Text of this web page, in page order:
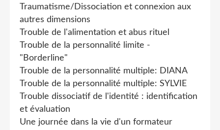
Traumatisme/Dissociation et connexion aux
autres dimensions
Trouble de l'alimentation et abus rituel
Trouble de la personnalité limite -
"Borderline"
Trouble de la personnalité multiple: DIANA
Trouble de la personnalité multiple: SYLVIE
Trouble dissociatif de l'identité : identification
et évaluation
Une journée dans la vie d'un formateur